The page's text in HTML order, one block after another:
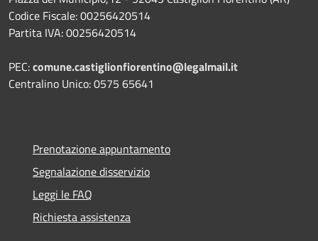
Codice Fiscale: 00256420514
Partita IVA: 00256420514
PEC:comune.castiglionfiorentino@legalmail.it
Centralino Unico: 0575 65641
Prenotazione appuntamento
Segnalazione disservizio
Leggi le FAQ
Richiesta assistenza